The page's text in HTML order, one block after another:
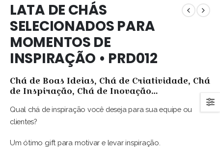
LATA DE CHÁS
SELECIONADOS PARA
MOMENTOS DE
INSPIRAÇÃO • PRD012
Chá de Boas Ideias, Chá de Criatividade, Chá
de Inspiração, Chá de Inovação…
Qual chá de inspiração você deseja para sua equipe ou
clientes?
Um ótimo gift para motivar e levar inspiração.